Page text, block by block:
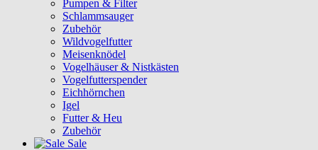
Pumpen & Filter
Schlammsauger
Zubehör
Wildvogelfutter
Meisenknödel
Vogelhäuser & Nistkästen
Vogelfutterspender
Eichhörnchen
Igel
Futter & Heu
Zubehör
Sale